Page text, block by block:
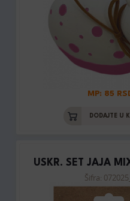
MP: 85
DODAJTE U
USKR. SET JAJA
Šifra: